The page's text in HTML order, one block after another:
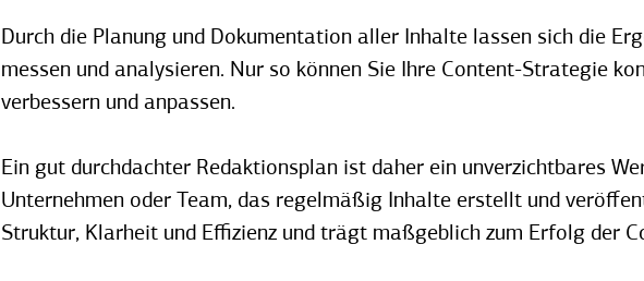
Durch die Planung und Dokumentation aller Inhalte lassen sich die
messen und analysieren. Nur so können Sie Ihre Content-Strategie
verbessern und anpassen.
Ein gut durchdachter Redaktionsplan ist daher ein unverzichtbares
Unternehmen oder Team, das regelmäßig Inhalte erstellt und
Struktur, Klarheit und Effizienz und trägt maßgeblich zum Erfolg der